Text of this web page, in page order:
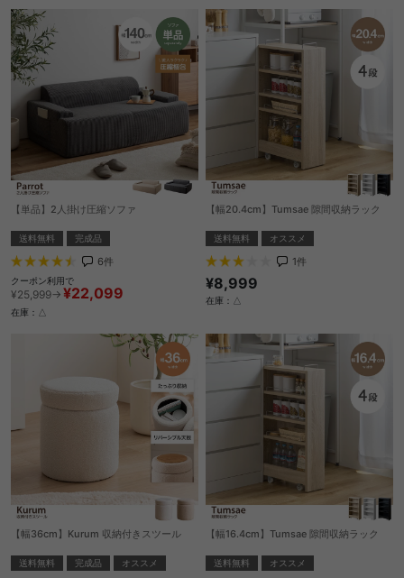
【単品】2人掛け圧縮ソファ
送料無料 完成品
6件
クーポン利用で
¥25,999→ ¥22,099
在庫：△
【幅20.4cm】Tumsae 隙間収納ラック
送料無料 オススメ
1件
¥8,999
在庫：△
【幅36cm】Kurum 収納付きスツール
送料無料 完成品 オススメ
【幅16.4cm】Tumsae 隙間収納ラック
送料無料 オススメ